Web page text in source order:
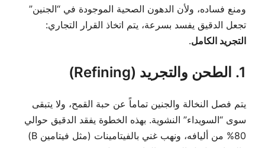
ومنع فساده، ولأن الدهون الصحية الموجودة في “الجنين”
تجعل الدقيق يفسد بسرعة، يتم اتخاذ القرار التجاري:
التجريد الكامل.
1. الطحن والتجريد (Refining)
يتم فصل النخالة والجنين تماماً عن حبة القمح، ولا يتبقى
سوى “السويداء” النشوية. بهذه الخطوة يفقد الدقيق حوالي
80% من أليافه، ونهب غني بالفيتامينات (مثل فيتامين B)